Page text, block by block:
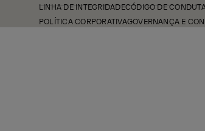
LINHA DE INTEGRIDADECÓDIGO DE
POLÍTICA CORPORATIVAGOVERNANÇA E